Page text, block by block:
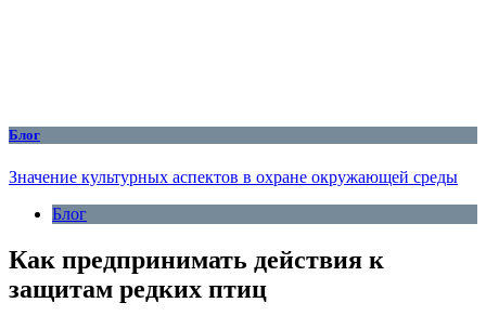
Блог
Значение культурных аспектов в охране окружающей среды
Блог
Как предпринимать действия к
защитам редких птиц